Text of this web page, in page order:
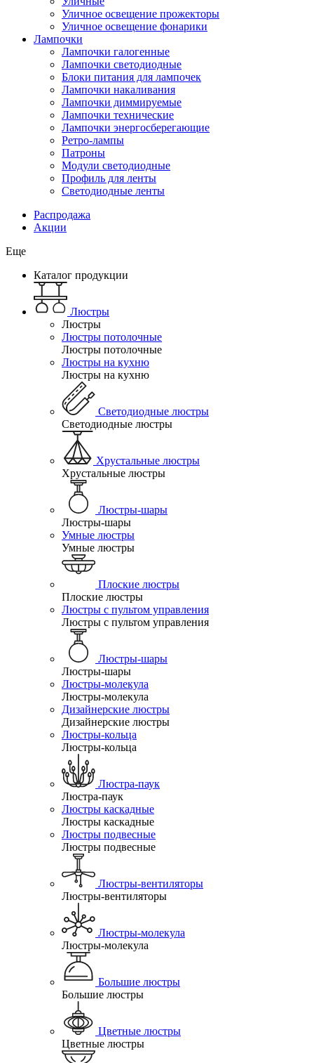
Уличное освещение прожекторы
Уличное освещение фонарики
Лампочки
Лампочки галогенные
Лампочки светодиодные
Блоки питания для лампочек
Лампочки накаливания
Лампочки диммируемые
Лампочки технические
Лампочки энергосберегающие
Ретро-лампы
Патроны
Модули светодиодные
Профиль для ленты
Светодиодные ленты
Распродажа
Акции
Еще
Каталог продукции
Люстры
Люстры
Люстры потолочные
Люстры потолочные
Люстры на кухню
Люстры на кухню
Светодиодные люстры
Светодиодные люстры
Хрустальные люстры
Хрустальные люстры
Люстры-шары
Люстры-шары
Умные люстры
Умные люстры
Плоские люстры
Плоские люстры
Люстры с пультом управления
Люстры с пультом управления
Люстры-шары
Люстры-шары
Люстры-молекула
Люстры-молекула
Дизайнерские люстры
Дизайнерские люстры
Люстры-кольца
Люстры-кольца
Люстра-паук
Люстра-паук
Люстры каскадные
Люстры каскадные
Люстры подвесные
Люстры подвесные
Люстры-вентиляторы
Люстры-вентиляторы
Люстры-молекула
Люстры-молекула
Большие люстры
Большие люстры
Цветные люстры
Цветные люстры